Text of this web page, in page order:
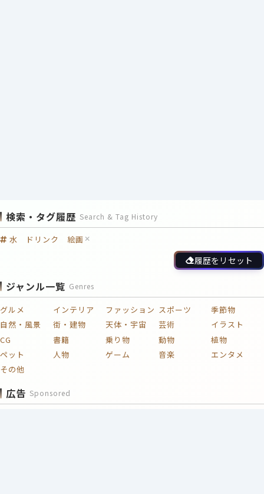
検索・タグ履歴 Search & Tag History
水 ドリンク 絵画
履歴をリセット
ジャンル一覧 Genres
グルメ インテリア ファッション スポーツ
季節物
自然・風景
街・建物 天体・宇宙 芸術
イラスト
CG
書籍 乗り物 動物
植物
ペット
人物 ゲーム 音楽
エンタメ
その他
広告 Sponsored